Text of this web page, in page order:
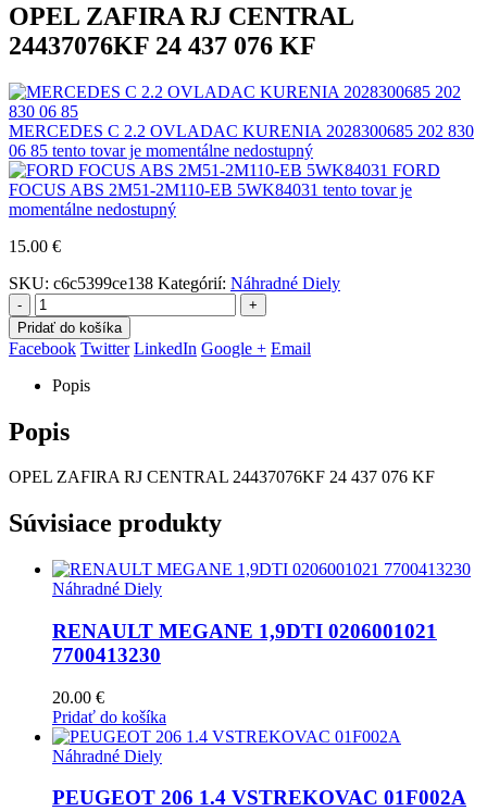
OPEL ZAFIRA RJ CENTRAL
24437076KF 24 437 076 KF
MERCEDES C 2.2 OVLADAC KURENIA 2028300685 202 830
06 85 tento tovar je momentálne nedostupný
FORD
FOCUS ABS 2M51-2M110-EB 5WK84031 tento tovar je
momentálne nedostupný
15.00 €
SKU: c6c5399ce138 Kategórií: Náhradné Diely
-
+
Pridať do košíka
Facebook Twitter LinkedIn Google + Email
Popis
Popis
OPEL ZAFIRA RJ CENTRAL 24437076KF 24 437 076 KF
Súvisiace produkty
Náhradné Diely
RENAULT MEGANE 1,9DTI 0206001021
7700413230
20.00 €
Pridať do košíka
Náhradné Diely
PEUGEOT 206 1.4 VSTREKOVAC 01F002A